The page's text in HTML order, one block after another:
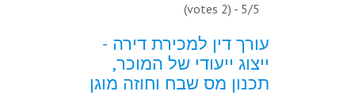
5/5 - (2 votes)
עורך דין למכירת דירה -
ייצוג ייעודי של המוכר,
תכנון מס שבח וחוזה מוגן